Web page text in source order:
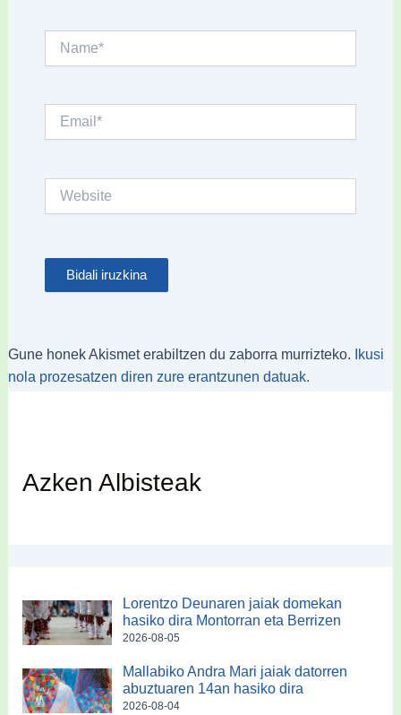
Email*
Website
Gune honek Akismet erabiltzen du zaborra murrizteko.
Ikusi
nola prozesatzen diren zure erantzunen datuak.
Azken Albisteak
Lorentzo Deunaren jaiak domekan
hasiko dira Montorran eta Berrizen
2026-08-05
Mallabiko Andra Mari jaiak datorren
abuztuaren 14an hasiko dira
2026-08-04